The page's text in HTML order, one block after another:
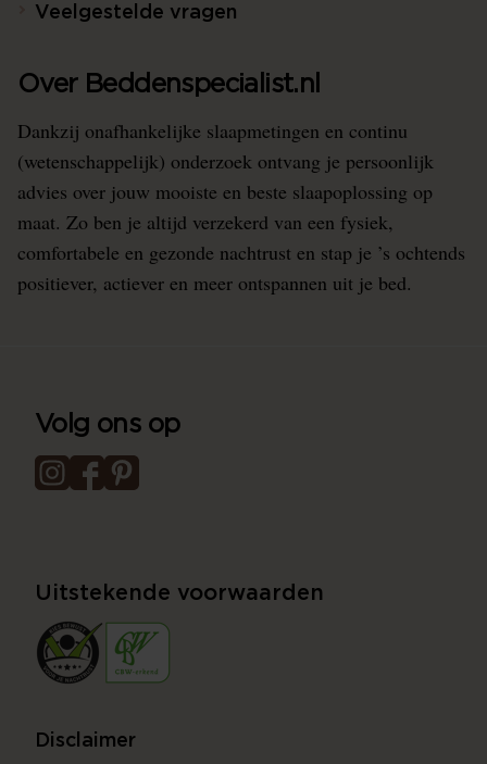
Veelgestelde vragen
Over Beddenspecialist.nl
Dankzij onafhankelijke slaapmetingen en continu
(wetenschappelijk) onderzoek ontvang je persoonlijk
advies over jouw mooiste en beste slaapoplossing op
maat. Zo ben je altijd verzekerd van een fysiek,
comfortabele en gezonde nachtrust en stap je ’s ochtends
positiever, actiever en meer ontspannen uit je bed.
Volg ons op
Uitstekende voorwaarden
Disclaimer